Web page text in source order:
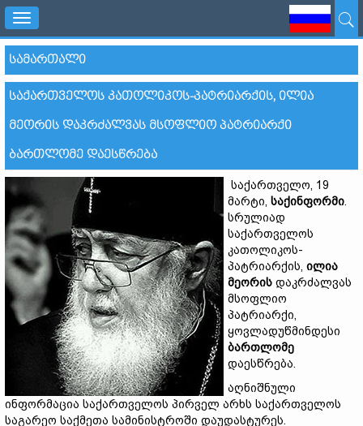
Toggle
navigation
ᲡᲐᲛᲐᲠᲗᲐᲚᲘ
ᲡᲐᲥᲐᲠᲗᲕᲔᲚᲝᲡ ᲙᲐᲗᲝᲚᲘᲙᲝᲡ-ᲞᲐᲢᲠᲘᲐᲠᲥᲘᲡ, ᲘᲚᲘᲐ
ᲛᲔᲝᲠᲘᲡ ᲓᲐᲙᲠᲫᲐᲚᲕᲐᲡ ᲛᲡᲝᲤᲚᲘᲝ ᲞᲐᲢᲠᲘᲐᲠᲥᲘ
ᲑᲐᲠᲗᲚᲝᲛᲔ ᲓᲐᲔᲡᲬᲠᲔᲑᲐ
საქართველო, 19
მარტი, საქინფორმი.
სრულიად
საქართველოს
კათოლიკოს-
პატრიარქის, ილია
მეორის დაკრძალვას
მსოფლიო
პატრიარქი,
ყოვლადუწმინდესი
ბართლომე
დაესწრება.
აღნიშნული
ინფორმაცია საქართველოს პირველ არხს საქართველოს
საგარეო საქმეთა სამინისტროში დაუდასტურეს.